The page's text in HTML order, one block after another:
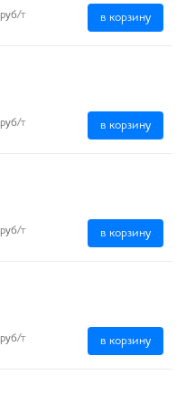
руб/т в корзину
руб/т в корзину
руб/т в корзину
руб/т в корзину